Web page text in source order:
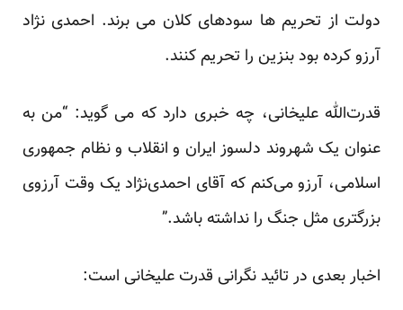
دولت از تحریم ها سودهای کلان می برند. احمدی نژاد
آرزو کرده بود بنزین را تحریم کنند.
قدرت‌الله علیخانی، چه خبری دارد که می گوید: “من به
عنوان یک شهروند دلسوز ایران و انقلاب و نظام جمهوری
اسلامی، آرزو می‌کنم که آقای احمدی‌نژاد یک وقت آرزوی
بزرگتری مثل جنگ را نداشته باشد.”
اخبار بعدی در تائید نگرانی قدرت علیخانی است: